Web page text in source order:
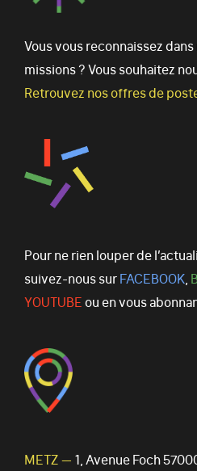
Vous vous reconnaissez
missions ? Vous souhaitez
Retrouvez nos offres de
Pour ne rien louper de
suivez-nous surFACEBOOK,
YOUTUBEou en vous
METZ — 1, Avenue Foch